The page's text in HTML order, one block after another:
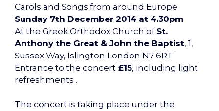
Carols and Songs from around Europe
Sunday 7th December 2014 at 4.30pm
At the Greek Orthodox Church of St.
Anthony the Great & John the Baptist, 1,
Sussex Way, Islington London N7 6RT
Entrance to the concert £15, including light
refreshments .
The concert is taking place under the